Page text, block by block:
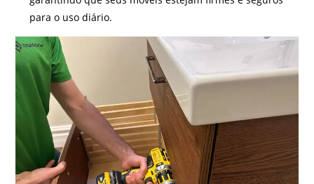
para o uso diário.